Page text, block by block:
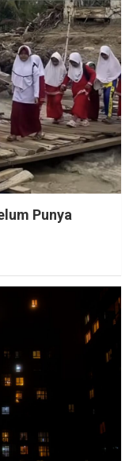
Punya